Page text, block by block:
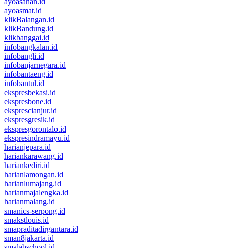
ayoasmat.id
klikBalangan.id
klikBandung.id
klikbanggai.id
infobangkalan.id
infobangli.id
infobanjarnegara.id
infobantaeng.id
infobantul.id
ekspresbekasi.id
ekspresbone.id
eksprescianjur.id
ekspresgresik.id
ekspresgorontalo.id
ekspresindramayu.id
harianjepara.id
hariankarawang.id
hariankediri.id
harianlamongan.id
harianlumajang.id
harianmajalengka.id
harianmalang.id
smanics-serpong.id
smakstlouis.id
smapraditadirgantara.id
sman8jakarta.id